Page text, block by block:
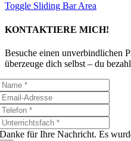
Toggle Sliding Bar Area
KONTAKTIERE MICH!
Besuche einen unverbindlichen
überzeuge dich selbst – du
Danke für Ihre Nachricht. Es